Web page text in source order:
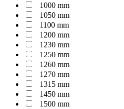
1000 mm
1050 mm
1100 mm
1200 mm
1230 mm
1250 mm
1260 mm
1270 mm
1315 mm
1450 mm
1500 mm